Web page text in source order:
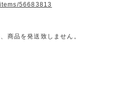
56683813
商品を発送致しません。